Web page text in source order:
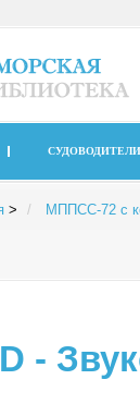
СУДОВОДИТЕЛИ
> МППСС-72 с
-